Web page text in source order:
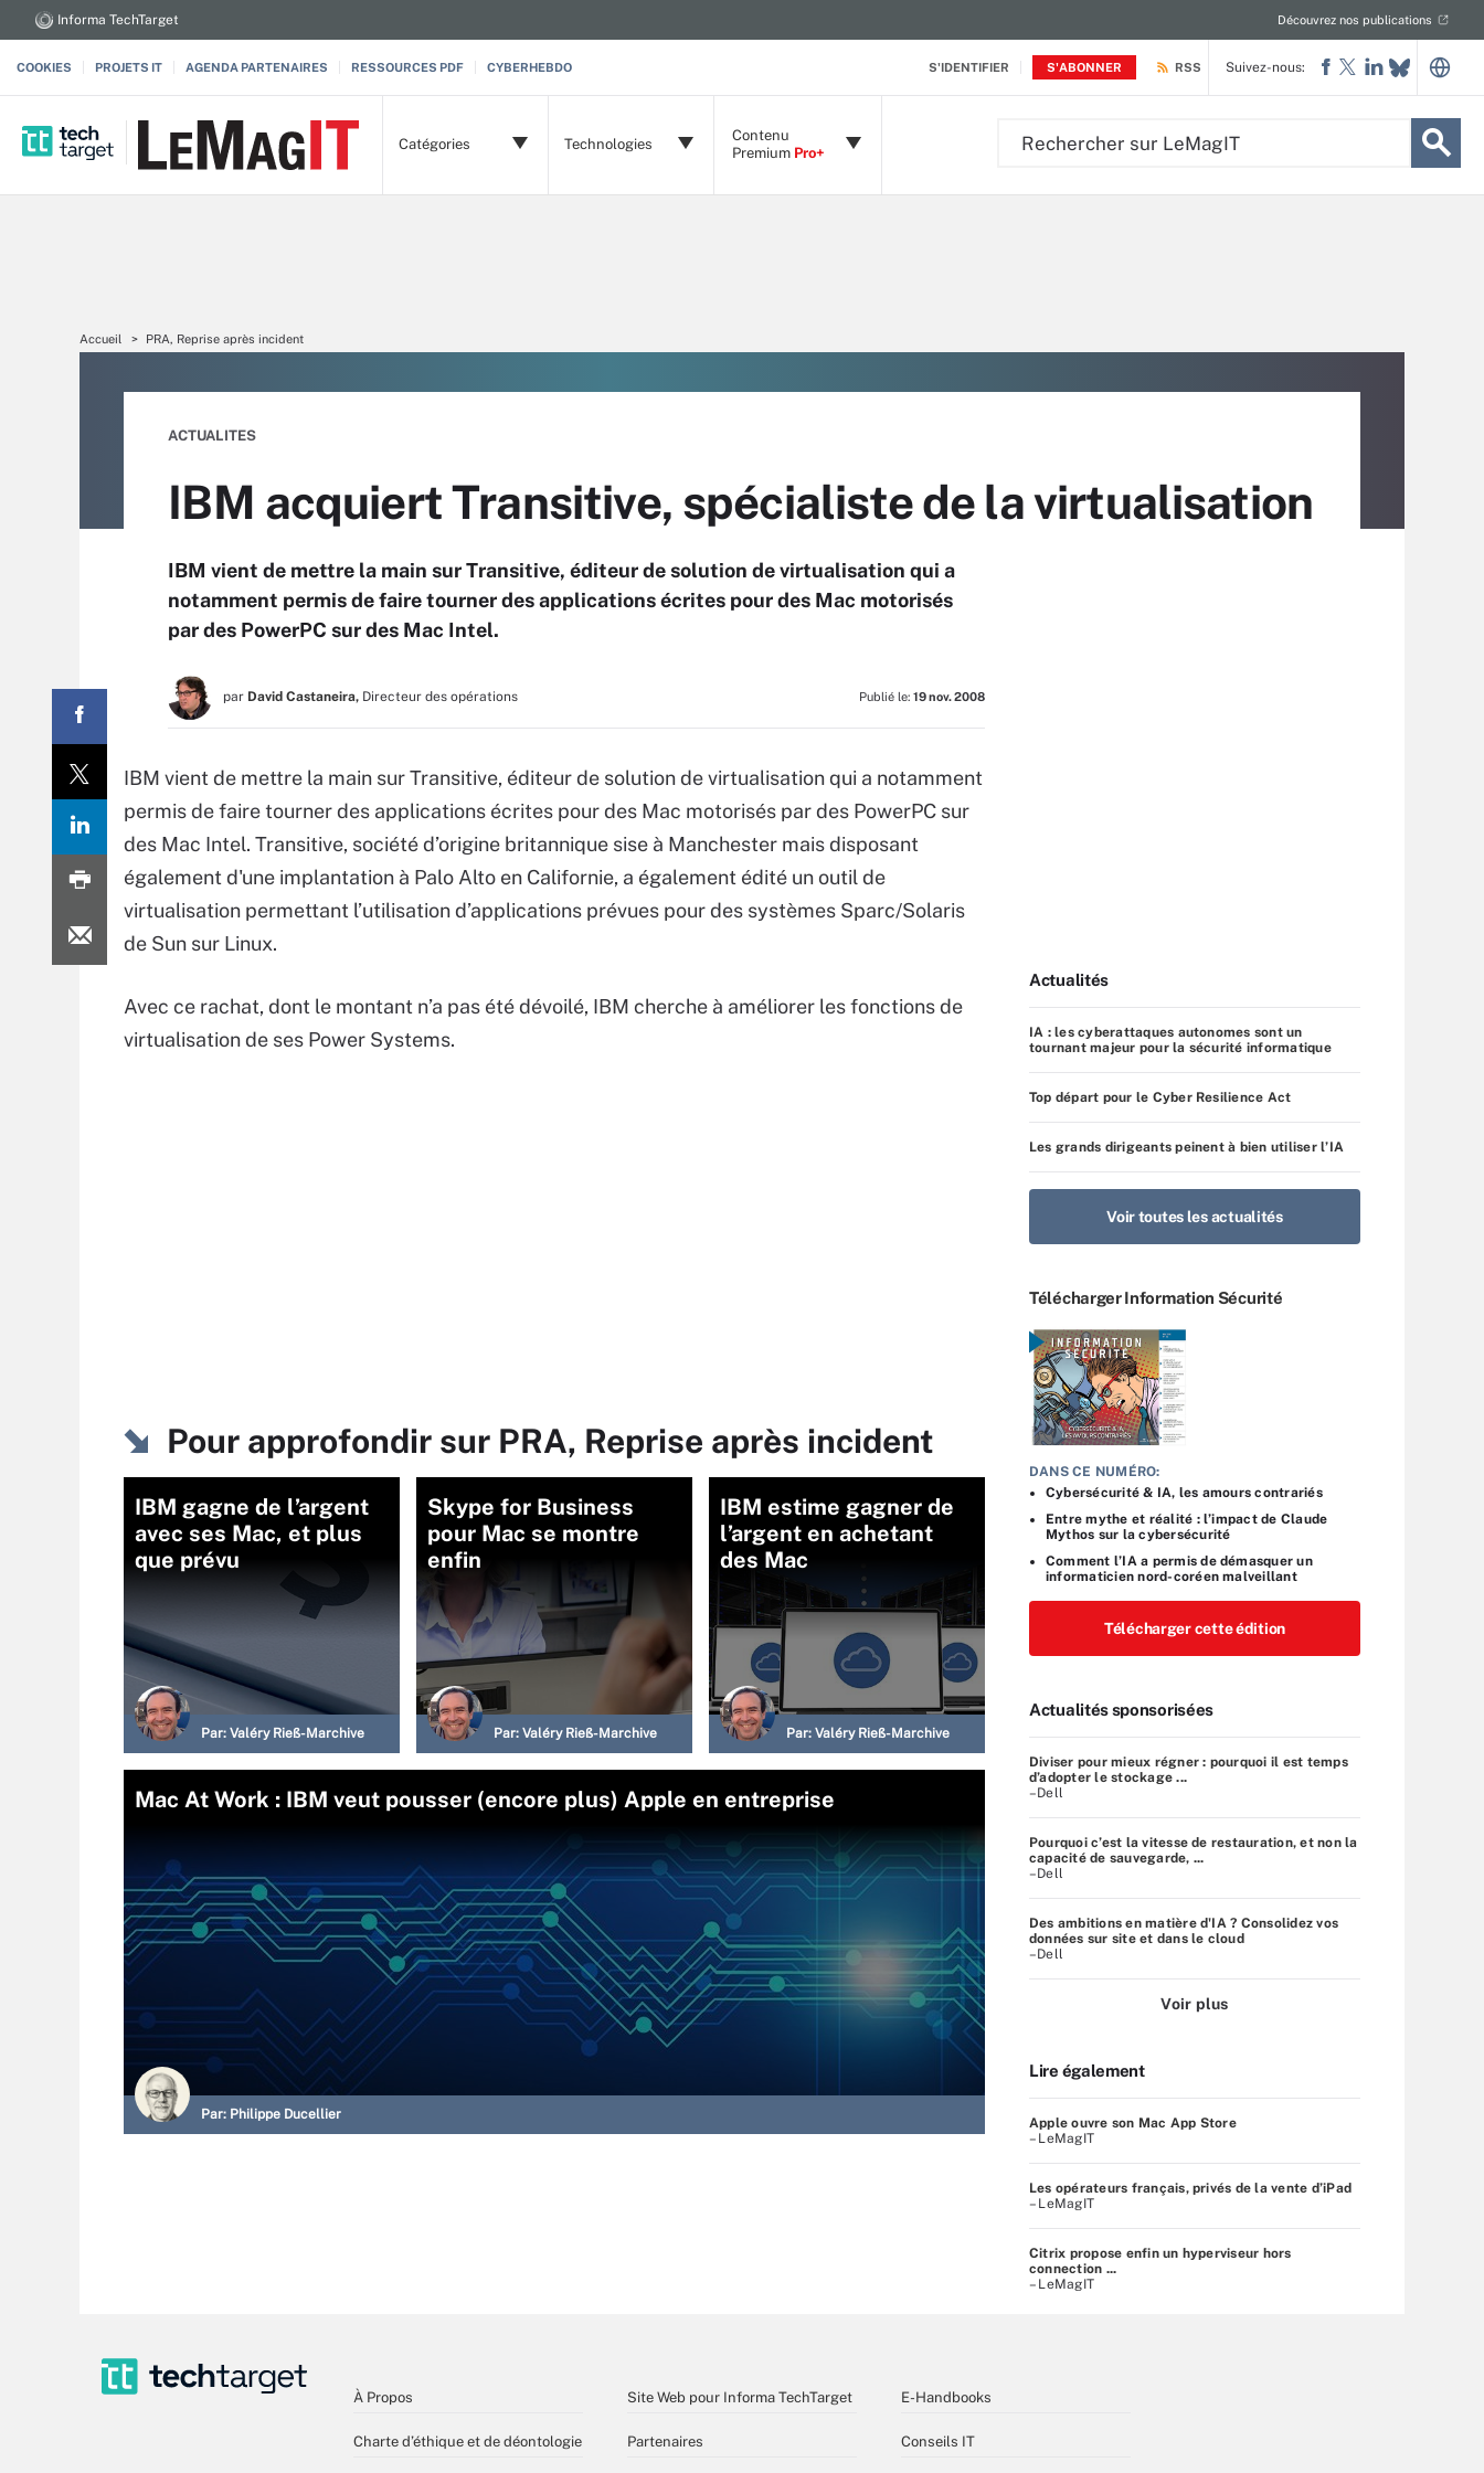
S'IDENTIFIER S'ABONNER
Informa TechTarget Découvrez nos publications
COOKIES PROJETS IT AGENDA PARTENAIRES RESSOURCES PDF CYBERHEBDO RSS
Catégories Technologies
Contenu
Premium Pro+
Suivez-nous:
Accueil PRA, Reprise après incident
ACTUALITES
IBM acquiert Transitive, spécialiste de la virtualisation
IBM vient de mettre la main sur Transitive, éditeur de solution de virtualisation qui a
notamment permis de faire tourner des applications écrites pour des Mac motorisés
par des PowerPC sur des Mac Intel.
par David Castaneira, Directeur des opérations Publié le: 19 nov. 2008
IBM vient de mettre la main sur Transitive, éditeur de solution de virtualisation qui a notamment
permis de faire tourner des applications écrites pour des Mac motorisés par des PowerPC sur
des Mac Intel. Transitive, société d’origine britannique sise à Manchester mais disposant
également d'une implantation à Palo Alto en Californie, a également édité un outil de
virtualisation permettant l’utilisation d’applications prévues pour des systèmes Sparc/Solaris
de Sun sur Linux.
Avec ce rachat, dont le montant n’a pas été dévoilé, IBM cherche à améliorer les fonctions de
virtualisation de ses Power Systems.
Pour approfondir sur PRA, Reprise après incident
IBM gagne de l’argent
avec ses Mac, et plus
que prévu
Par: Valéry Rieß-Marchive
Skype for Business
pour Mac se montre
enfin
Par: Valéry Rieß-Marchive
IBM estime gagner de
l’argent en achetant
des Mac
Par: Valéry Rieß-Marchive
Mac At Work : IBM veut pousser (encore plus) Apple en entreprise
Par: Philippe Ducellier
Actualités
IA : les cyberattaques autonomes sont un
tournant majeur pour la sécurité informatique
Top départ pour le Cyber Resilience Act
Les grands dirigeants peinent à bien utiliser l’IA
Voir toutes les actualités
Télécharger Information Sécurité
DANS CE NUMÉRO:
Cybersécurité & IA, les amours contrariés
Entre mythe et réalité : l’impact de Claude
Mythos sur la cybersécurité
Comment l’IA a permis de démasquer un
informaticien nord-coréen malveillant
Télécharger cette édition
Actualités sponsorisées
Diviser pour mieux régner : pourquoi il est temps
d’adopter le stockage ...
–Dell
Pourquoi c’est la vitesse de restauration, et non la
capacité de sauvegarde, ...
–Dell
Des ambitions en matière d'IA ? Consolidez vos
données sur site et dans le cloud
–Dell
Voir plus
Lire également
Apple ouvre son Mac App Store
– LeMagIT
Les opérateurs français, privés de la vente d’iPad
– LeMagIT
Citrix propose enfin un hyperviseur hors
connection ...
– LeMagIT
À Propos
Charte d’éthique et de déontologie
Site Web pour Informa TechTarget
Partenaires
E-Handbooks
Conseils IT